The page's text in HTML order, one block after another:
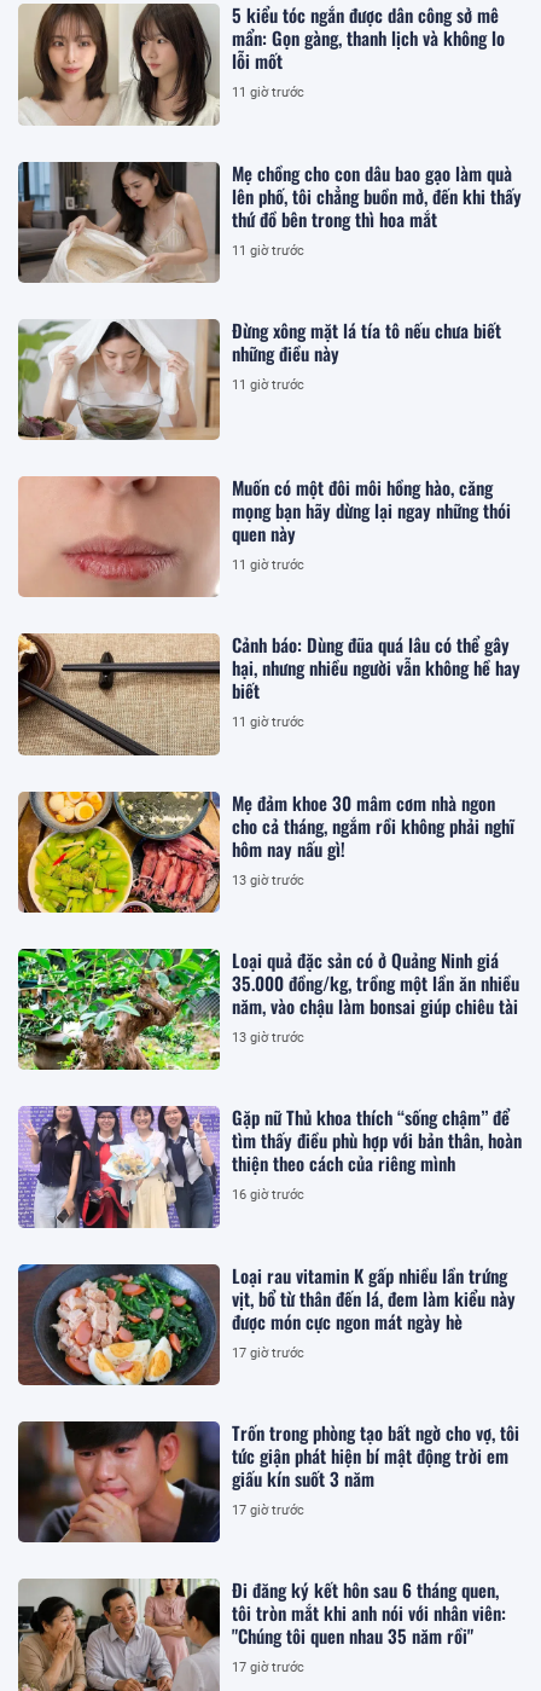
5 kiểu tóc ngắn được dân công sở mê
mẩn: Gọn gàng, thanh lịch và không lo
lỗi mốt
11 giờ trước
Mẹ chồng cho con dâu bao gạo làm quà
lên phố, tôi chẳng buồn mở, đến khi thấy
thứ đồ bên trong thì hoa mắt
11 giờ trước
Đừng xông mặt lá tía tô nếu chưa biết
những điều này
11 giờ trước
Muốn có một đôi môi hồng hào, căng
mọng bạn hãy dừng lại ngay những thói
quen này
11 giờ trước
Cảnh báo: Dùng đũa quá lâu có thể gây
hại, nhưng nhiều người vẫn không hề hay
biết
11 giờ trước
Mẹ đảm khoe 30 mâm cơm nhà ngon
cho cả tháng, ngắm rồi không phải nghĩ
hôm nay nấu gì!
13 giờ trước
Loại quả đặc sản có ở Quảng Ninh giá
35.000 đồng/kg, trồng một lần ăn nhiều
năm, vào chậu làm bonsai giúp chiêu tài
13 giờ trước
Gặp nữ Thủ khoa thích “sống chậm” để
tìm thấy điều phù hợp với bản thân, hoàn
thiện theo cách của riêng mình
16 giờ trước
Loại rau vitamin K gấp nhiều lần trứng
vịt, bổ từ thân đến lá, đem làm kiểu này
được món cực ngon mát ngày hè
17 giờ trước
Trốn trong phòng tạo bất ngờ cho vợ, tôi
tức giận phát hiện bí mật động trời em
giấu kín suốt 3 năm
17 giờ trước
Đi đăng ký kết hôn sau 6 tháng quen,
tôi tròn mắt khi anh nói với nhân viên:
"Chúng tôi quen nhau 35 năm rồi"
17 giờ trước